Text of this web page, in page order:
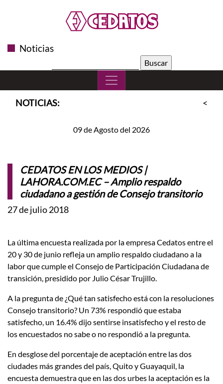
Noticias
NOTICIAS: <<
09 de Agosto del 2026
CEDATOS EN LOS MEDIOS |
LAHORA.COM.EC – Amplio respaldo
ciudadano a gestión de Consejo transitorio
27 de julio 2018
La última encuesta realizada por la empresa Cedatos entre el
20 y 30 de junio refleja un amplio respaldo ciudadano a la
labor que cumple el Consejo de Participación Ciudadana de
transición, presidido por Julio César Trujillo.
A la pregunta de ¿Qué tan satisfecho está con la resoluciones
Consejo transitorio? Un 73% respondió que estaba
satisfecho, un 16.4% dijo sentirse insatisfecho y el resto de
los encuestados no sabe o no respondió a la pregunta.
En desglose del porcentaje de aceptación entre las dos
ciudades más grandes del país, Quito y Guayaquil, la
encuesta demuestra que en las dos urbes la aceptación es la